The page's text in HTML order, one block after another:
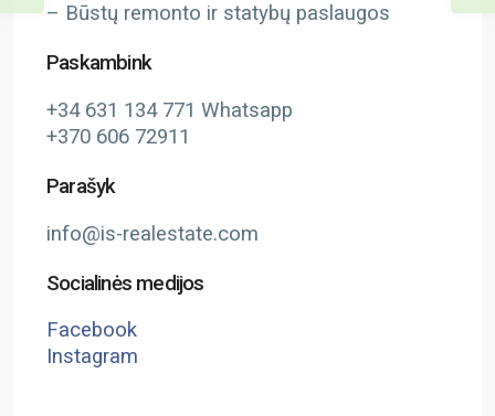
– Būstų remonto ir statybų paslaugos
Paskambink
+34 631 134 771 Whatsapp
+370 606 72911
Parašyk
info@is-realestate.com
Socialinės medijos
Facebook
Instagram